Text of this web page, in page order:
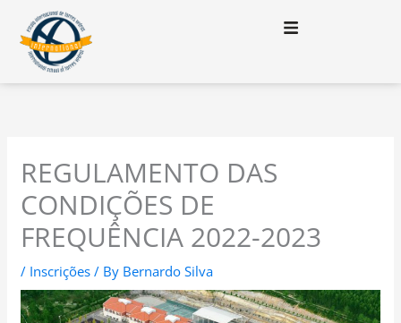
content
REGULAMENTO DAS
CONDIÇÕES DE
FREQUÊNCIA 2022-2023
/ Inscrições / By Bernardo Silva